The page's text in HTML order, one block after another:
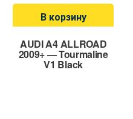
В корзину
AUDI A4 ALLROAD
2009+ — Tourmaline
V1 Black